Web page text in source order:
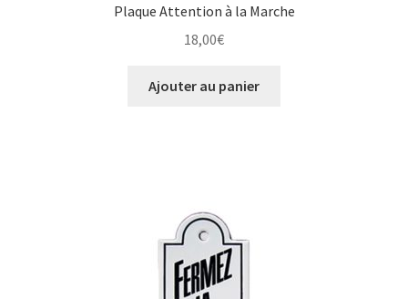
Plaque Attention à la Marche
18,00€
Ajouter au panier